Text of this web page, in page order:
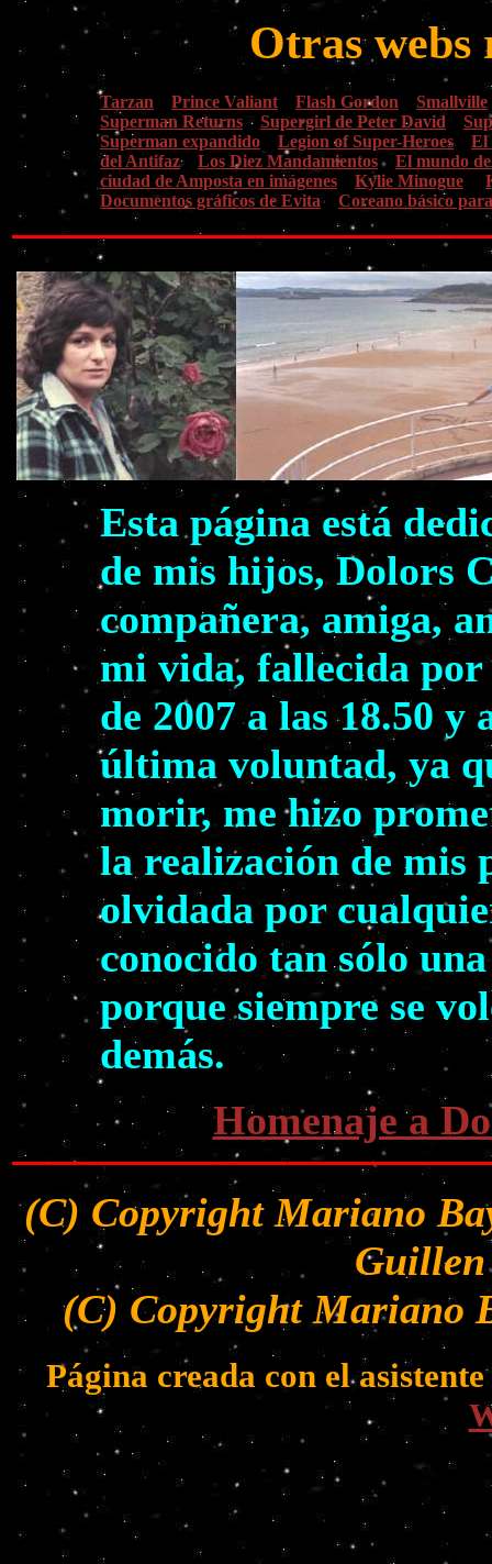
Otras webs
Tarzan Prince Valiant Flash Gordon
Smallville
Superman Returns
Supergirl de Peter David
Superman expandido
Legion of Super-Heroes
El
del Antifaz
Los Diez Mandamientos
El mundo
ciudad de Amposta en imágenes
Kylie Minogue
Documentos gráficos de Evita
Coreano básico
Esta página está
de mis hijos, Dolors
compañera, amiga,
mi vida, fallecida por
de 2007 a las 18.50
última voluntad, ya
morir, me hizo
la realización de mis
olvidada por
conocido tan sólo
porque siempre se
demás.
Homenaje a
(C) Copyright Mariano
Guillen
(C) Copyright Mariano
Página creada con el